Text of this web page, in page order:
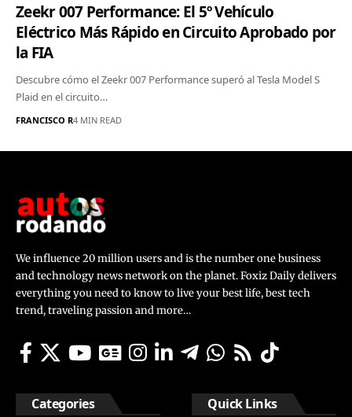
Zeekr 007 Performance: El 5º Vehículo
Eléctrico Más Rápido en Circuito Aprobado por
la FIA
Descubre cómo el Zeekr 007 Performance superó al Tesla Model S
Plaid en el circuito…
FRANCISCO R4 MIN READ
We influence 20 million users and is the number one business
and technology news network on the planet. Foxiz Daily delivers
everything you need to know to live your best life, best tech
trend, traveling passion and more…
Categories Quick Links